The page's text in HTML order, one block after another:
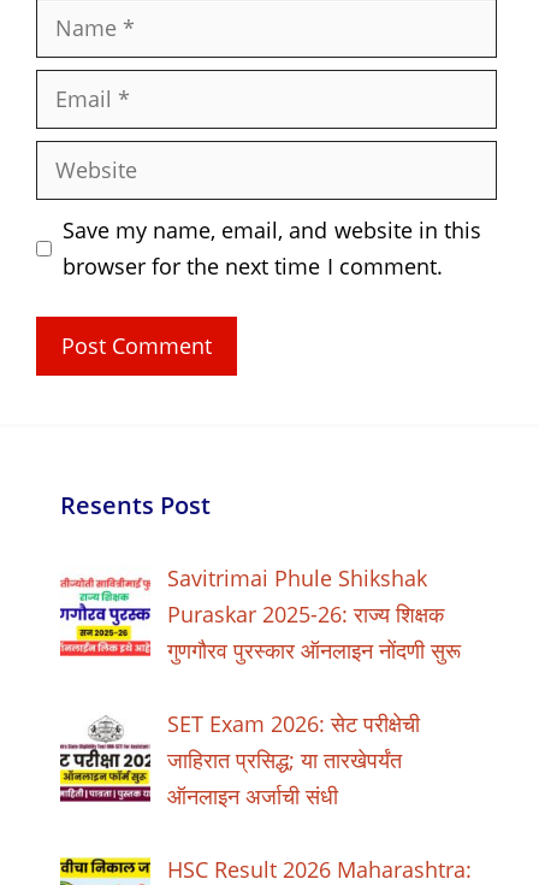
Name
Email
Website
Save my name, email, and website in this
browser for the next time I comment.
Resents Post
Savitrimai Phule Shikshak
Puraskar 2025-26: राज्य शिक्षक
गुणगौरव पुरस्कार ऑनलाइन नोंदणी सुरू
SET Exam 2026: सेट परीक्षेची
जाहिरात प्रसिद्ध; या तारखेपर्यंत
ऑनलाइन अर्जाची संधी
HSC Result 2026 Maharashtra: